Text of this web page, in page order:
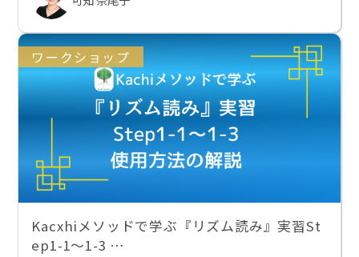
ワークショップ
Kacxhiメソッドで学ぶ『リズム読み』実習St
ep1-1〜1-3 …